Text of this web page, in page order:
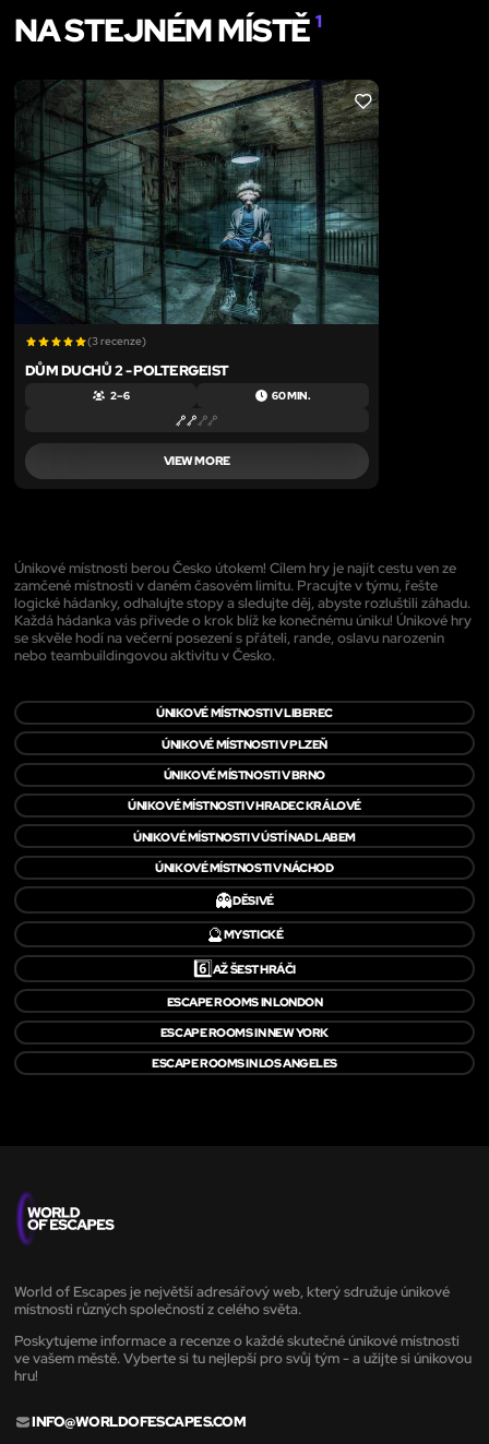
NA STEJNÉM MÍSTĚ1
LIKE
(3 recenze)
DŮM DUCHŮ 2 - POLTERGEIST
2 – 6 60 MIN.
VIEW MORE
Únikové místnosti berou Česko útokem! Cílem hry je najít cestu ven ze
zamčené místnosti v daném časovém limitu. Pracujte v týmu, řešte
logické hádanky, odhalujte stopy a sledujte děj, abyste rozluštili záhadu.
Každá hádanka vás přivede o krok blíž ke konečnému úniku! Únikové hry
se skvěle hodí na večerní posezení s přáteli, rande, oslavu narozenin
nebo teambuildingovou aktivitu v Česko.
ÚNIKOVÉ MÍSTNOSTI V LIBEREC
ÚNIKOVÉ MÍSTNOSTI V PLZEŇ
ÚNIKOVÉ MÍSTNOSTI V BRNO
ÚNIKOVÉ MÍSTNOSTI V HRADEC KRÁLOVÉ
ÚNIKOVÉ MÍSTNOSTI V ÚSTÍ NAD LABEM
ÚNIKOVÉ MÍSTNOSTI V NÁCHOD
👻DĚSIVÉ
🔮MYSTICKÉ
6️⃣AŽ ŠEST HRÁČI
ESCAPE ROOMS IN LONDON
ESCAPE ROOMS IN NEW YORK
ESCAPE ROOMS IN LOS ANGELES
World of Escapes je největší adresářový web, který sdružuje únikové
místnosti různých společností z celého světa.
Poskytujeme informace a recenze o každé skutečné únikové místnosti
ve vašem městě. Vyberte si tu nejlepší pro svůj tým - a užijte si únikovou
hru!
INFO@WORLDOFESCAPES.COM